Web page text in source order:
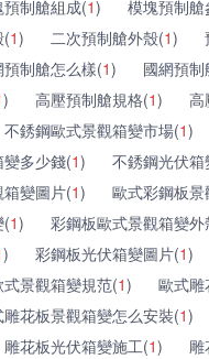
預制艙組成(1)
模塊預制
(1) 二次預制艙外殼(1)
預制艙怎么樣(1)
國網預
) 高壓預制艙規格(1)
高
不銹鋼歐式景觀箱變市場(1)
多少錢(1)
不銹鋼光伏
變圖片(1)
歐式彩鋼板
(1)
彩鋼板歐式景觀箱變外
) 彩鋼板光伏箱變圖片(1)
式景觀箱變規范(1)
歐式
雕花板景觀箱變怎么安裝(1)
雕花板光伏箱變施工(1)